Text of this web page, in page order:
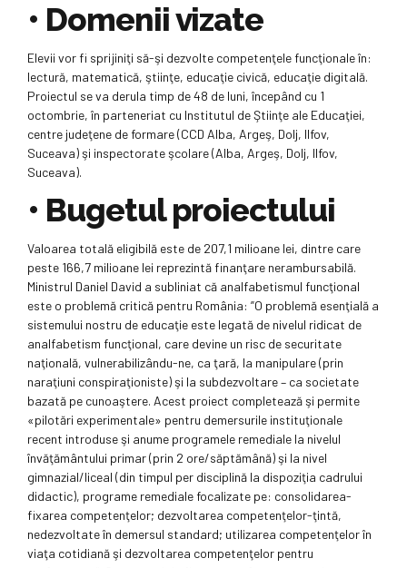
• Domenii vizate
Elevii vor fi sprijiniţi să-şi dezvolte competenţele funcţionale în:
lectură, matematică, ştiinţe, educaţie civică, educaţie digitală.
Proiectul se va derula timp de 48 de luni, începând cu 1
octombrie, în parteneriat cu Institutul de Ştiinţe ale Educaţiei,
centre judeţene de formare (CCD Alba, Argeş, Dolj, Ilfov,
Suceava) şi inspectorate şcolare (Alba, Argeş, Dolj, Ilfov,
Suceava).
• Bugetul proiectului
Valoarea totală eligibilă este de 207,1 milioane lei, dintre care
peste 166,7 milioane lei reprezintă finanţare nerambursabilă.
Ministrul Daniel David a subliniat că analfabetismul funcţional
este o problemă critică pentru România: ”O problemă esenţială a
sistemului nostru de educaţie este legată de nivelul ridicat de
analfabetism funcţional, care devine un risc de securitate
naţională, vulnerabilizându-ne, ca ţară, la manipulare (prin
naraţiuni conspiraţioniste) şi la subdezvoltare – ca societate
bazată pe cunoaştere. Acest proiect completează şi permite
«pilotări experimentale» pentru demersurile instituţionale
recent introduse şi anume programele remediale la nivelul
învăţământului primar (prin 2 ore/săptămână) şi la nivel
gimnazial/liceal (din timpul per disciplină la dispoziţia cadrului
didactic), programe remediale focalizate pe: consolidarea-
fixarea competenţelor; dezvoltarea competenţelor-ţintă,
nedezvoltate în demersul standard; utilizarea competenţelor în
viaţa cotidiană şi dezvoltarea competenţelor pentru